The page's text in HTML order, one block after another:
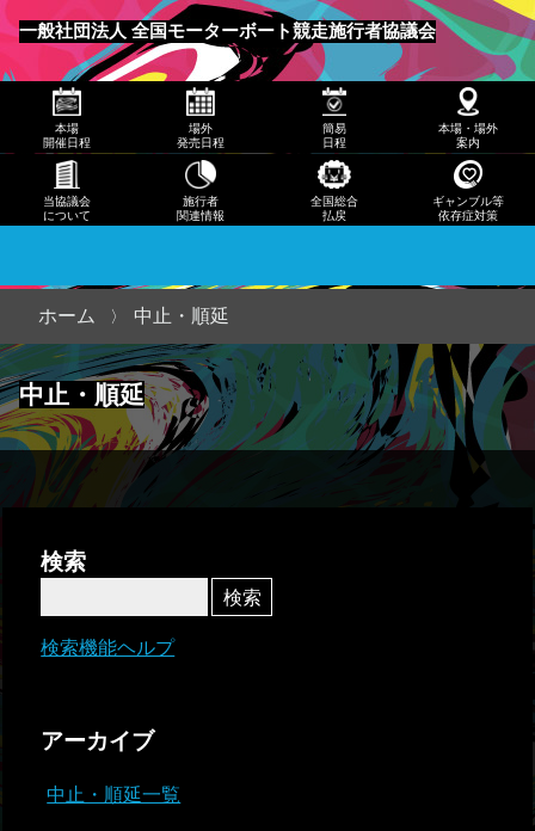
一般社団法人 全国モーターボート競走施行者協議会
メニュー
発売
日程
日程
本
場・
当協
議会
につ
いて
本場
開催日程
場外
発売日程
簡易
日程
本場・場外
案内
当協議会
について
施行者
関連情報
全国総合
払戻
ギャンブル等
依存症対策
中止・順延
ホーム 中止・順延
検索
検索機能ヘルプ
アーカイブ
中止・順延一覧